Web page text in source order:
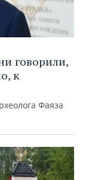
говорили,
к
Фаяза